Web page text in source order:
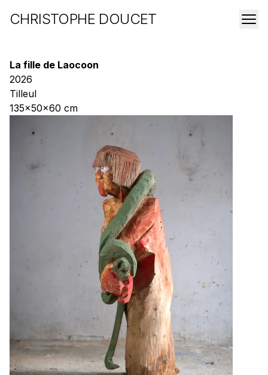
CHRISTOPHE DOUCET
La fille de Laocoon
2026
Tilleul
135x50x60 cm